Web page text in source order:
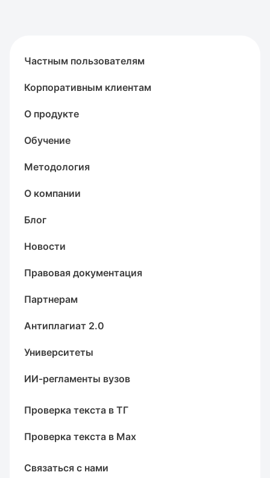
Частным пользователям
Корпоративным клиентам
О продукте
Обучение
Методология
О компании
Блог
Новости
Правовая документация
Партнерам
Антиплагиат 2.0
Университеты
ИИ-регламенты вузов
Проверка текста в ТГ
Проверка текста в Max
Связаться с нами